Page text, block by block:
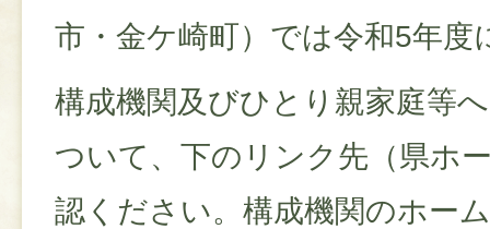
市・金ケ崎町）では令和5年度
構成機関及びひとり親家庭等
ついて、下のリンク先（県ホ
認ください。構成機関のホー